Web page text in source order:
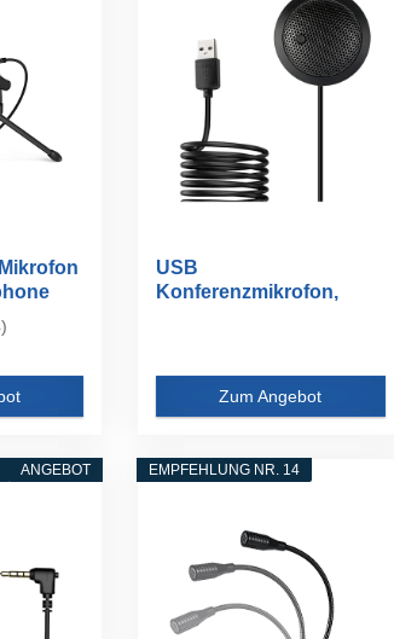
USB
Konferenzmikrofon,
Zum Angebot
ANGEBOT EMPFEHLUNG NR. 14